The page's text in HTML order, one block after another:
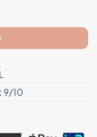
- 2 delen Aantal
9/10